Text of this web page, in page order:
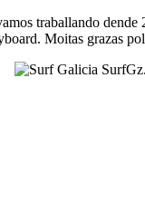
traballando
Moitas grazas